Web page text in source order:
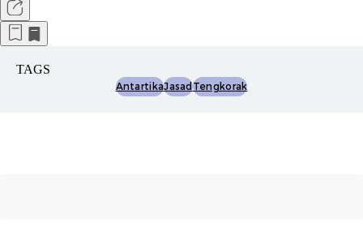
TAGS
AntartikaJasadTengkorak